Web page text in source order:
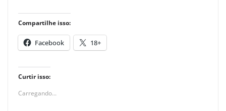
Compartilhe isso:
Facebook 18+
Curtir isso:
Carregando...